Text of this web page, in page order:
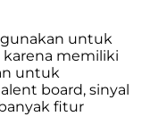
untuk
memiliki
untuk
board, sinyal
fitur